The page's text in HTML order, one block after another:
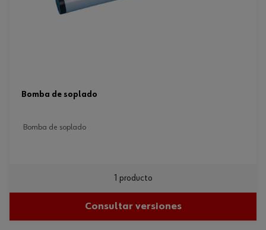
bomba de soplado
bomba de soplado
1 producto
Consultar versiones